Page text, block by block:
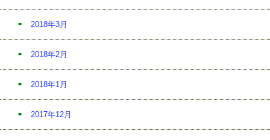
2018年3月
2018年2月
2018年1月
2017年12月